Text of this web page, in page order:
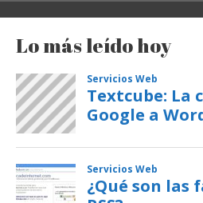
Lo más leído hoy